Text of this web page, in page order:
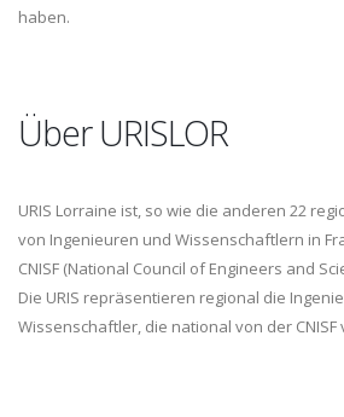
haben.
Über URISLOR
URIS Lorraine ist, so wie die anderen 22
von Ingenieuren und Wissenschaftlern in
CNISF (National Council of Engineers and
Die URIS repräsentieren regional die
Wissenschaftler, die national von der